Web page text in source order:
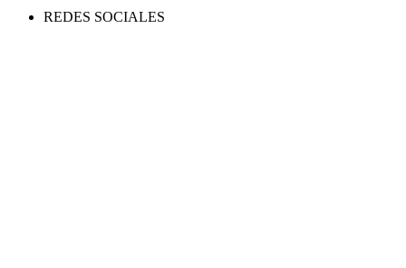
REDES SOCIALES